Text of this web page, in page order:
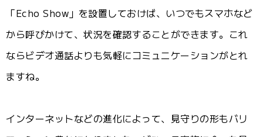
「Echo Show」を設置しておけば、いつでもスマホなど
から呼びかけて、状況を確認することができます。これ
ならビデオ通話よりも気軽にコミュニケーションがとれ
ますね。
インターネットなどの進化によって、見守りの形もバリ